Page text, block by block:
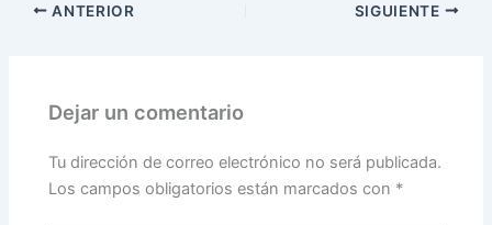
ANTERIOR SIGUIENTE
Dejar un comentario
Tu dirección de correo electrónico no será publicada.
Los campos obligatorios están marcados con *